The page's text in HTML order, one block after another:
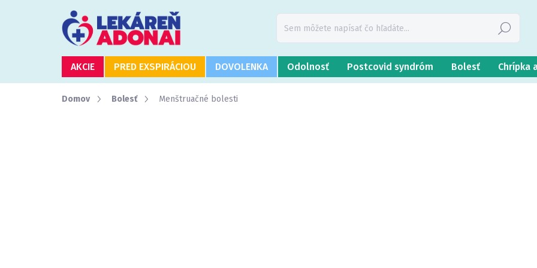
Hľadať
AKCIE PRED EXSPIRÁCIOU DOVOLENKA Odolnosť Postcovid syndróm Bolesť Chrípka
Domov Bolesť Menštruačné bolesti